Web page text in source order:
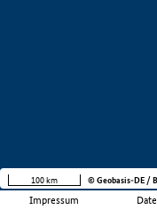
Impressum
100 km © Geobasis-DE /